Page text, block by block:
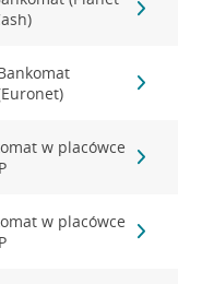
w placówce
w placówce